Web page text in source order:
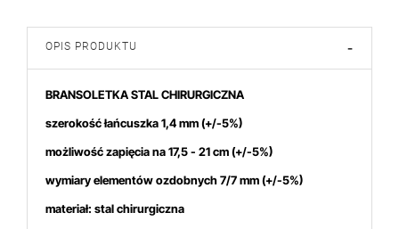
OPIS PRODUKTU -
BRANSOLETKA STAL CHIRURGICZNA
szerokość łańcuszka 1,4 mm(+/-5%)
możliwość zapięcia na 17,5 - 21 cm(+/-5%)
wymiary elementów ozdobnych 7/7 mm (+/-5%)
materiał: stal chirurgiczna